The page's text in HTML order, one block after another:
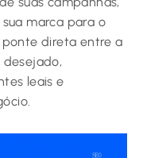
marca para o
ponte direta entre a
leais e